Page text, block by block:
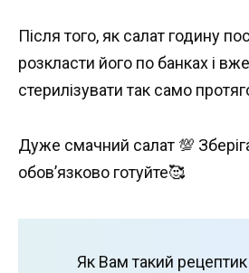
Після того, як салат годину
розкласти його по банках і
стерилізувати так само
Дуже смачний салат 💯
обов’язково готуйте🥰
Як Вам такий